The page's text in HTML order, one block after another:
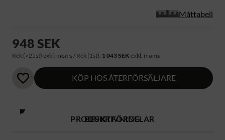
Måttabell
948 SEK
Rek (>25st) exkl. moms / Rek (1st): 1 043 SEK exkl. moms
KÖP HOS ÅTERFÖRSÄLJARE
PRODUKTFÖRDELAR
BESKRIVNING